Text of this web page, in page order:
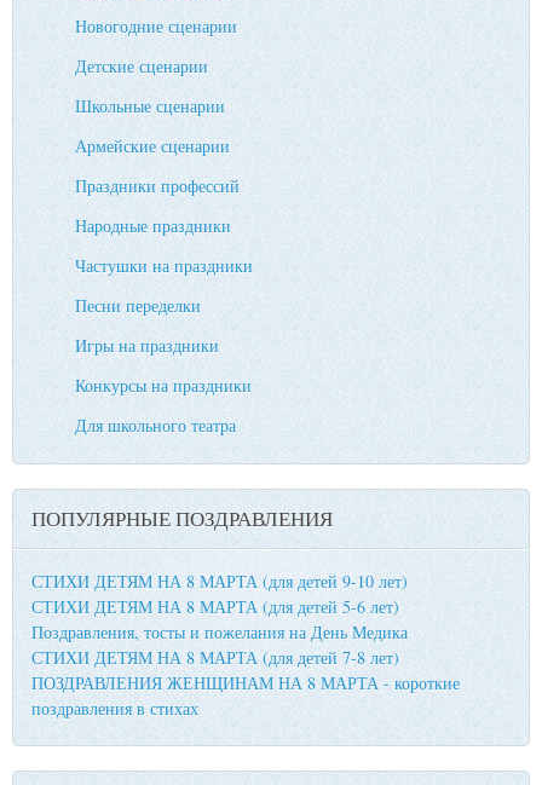
Новогодние сценарии
Детские сценарии
Школьные сценарии
Армейские сценарии
Праздники профессий
Народные праздники
Частушки на праздники
Песни переделки
Игры на праздники
Конкурсы на праздники
Для школьного театра
ПОПУЛЯРНЫЕ ПОЗДРАВЛЕНИЯ
СТИХИ ДЕТЯМ НА 8 МАРТА (для детей 9-10 лет)
СТИХИ ДЕТЯМ НА 8 МАРТА (для детей 5-6 лет)
Поздравления, тосты и пожелания на День Медика
СТИХИ ДЕТЯМ НА 8 МАРТА (для детей 7-8 лет)
ПОЗДРАВЛЕНИЯ ЖЕНЩИНАМ НА 8 МАРТА - короткие
поздравления в стихах